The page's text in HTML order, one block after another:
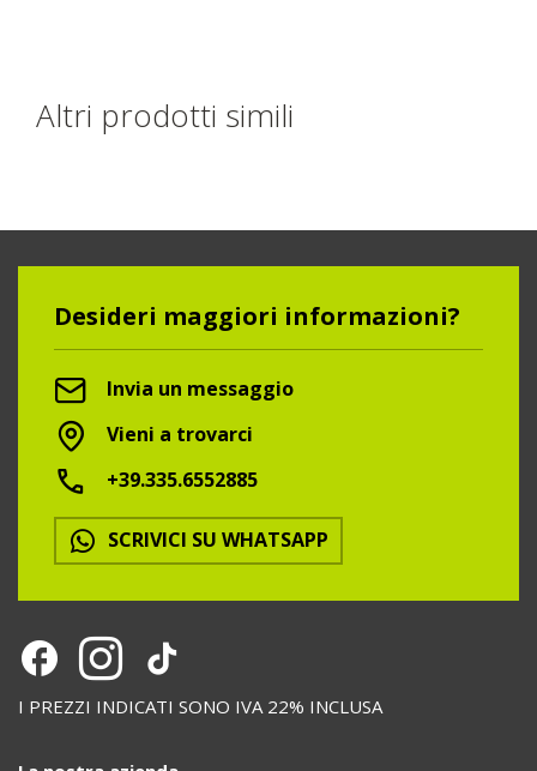
Altri prodotti simili
Desideri maggiori informazioni?
Invia un messaggio
Vieni a trovarci
+39.335.6552885
SCRIVICI SU WHATSAPP
I PREZZI INDICATI SONO IVA 22% INCLUSA